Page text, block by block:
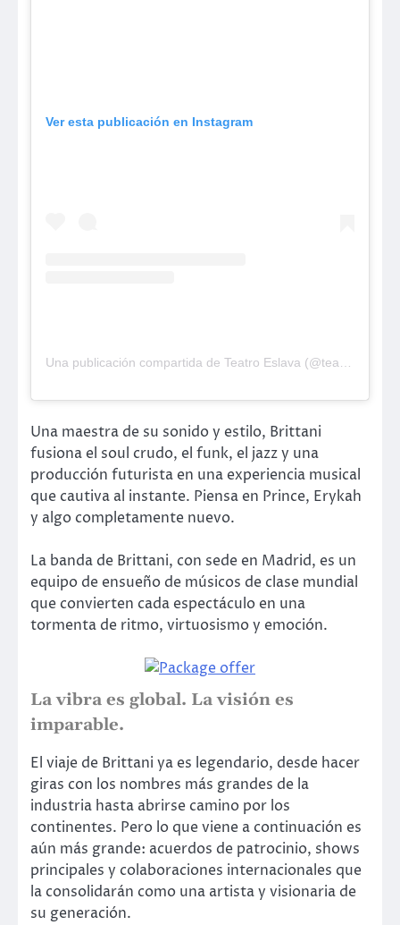
Ver esta publicación en Instagram
Una maestra de su sonido y estilo, Brittani
fusiona el soul crudo, el funk, el jazz y una
producción futurista en una experiencia musical
que cautiva al instante. Piensa en Prince, Erykah
y algo completamente nuevo.
La banda de Brittani, con sede en Madrid, es un
equipo de ensueño de músicos de clase mundial
que convierten cada espectáculo en una
tormenta de ritmo, virtuosismo y emoción.
La vibra es global. La visión es
imparable.
El viaje de Brittani ya es legendario, desde hacer
giras con los nombres más grandes de la
industria hasta abrirse camino por los
continentes. Pero lo que viene a continuación es
aún más grande: acuerdos de patrocinio, shows
principales y colaboraciones internacionales que
la consolidarán como una artista y visionaria de
su generación.